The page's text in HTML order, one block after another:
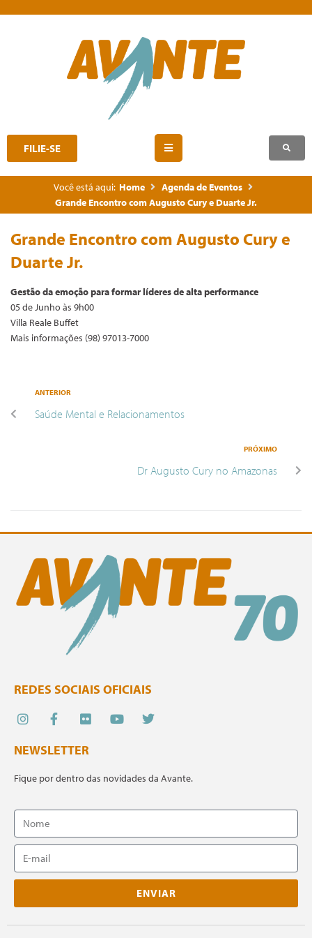
FILIE-SE
Você está aqui: Home
Agenda de Eventos
Grande Encontro com Augusto Cury e Duarte Jr.
Grande Encontro com Augusto Cury e
Duarte Jr.
Gestão da emoção para formar líderes de alta performance
05 de Junho às 9h00
Villa Reale Buffet
Mais informações (98) 97013-7000
ANTERIOR
Saúde Mental e Relacionamentos
PRÓXIMO
Dr Augusto Cury no Amazonas
REDES SOCIAIS OFICIAIS
NEWSLETTER
Fique por dentro das novidades da Avante.
ENVIAR